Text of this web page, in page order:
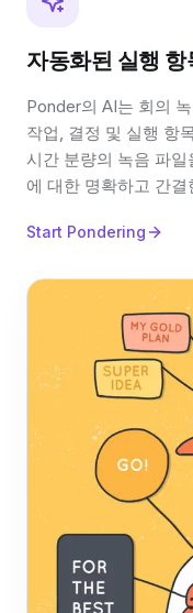
자동화된 실행 항
Ponder의 AI는 회의
작업, 결정 및 실행 항
시간 분량의 녹음 파
에 대한 명확하고 간
Start Pondering